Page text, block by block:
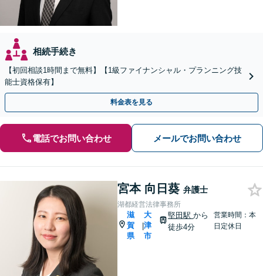
相続手続き
【初回相談1時間まで無料】【1級ファイナンシャル・プランニング技
能士資格保有】
料金表を見る
電話でお問い合わせ メールでお問い合わせ
宮本 向日葵 弁護士
湖都経営法律事務所
滋
賀
県
|
大
津
市
堅田駅から
徒歩4分
営業時間：本
日定休日